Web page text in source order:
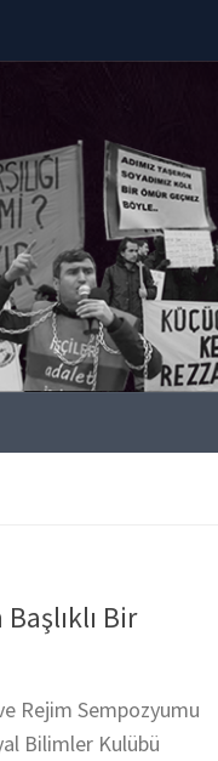
Bir
Rejim Sempozyumu
Bilimler Kulübü